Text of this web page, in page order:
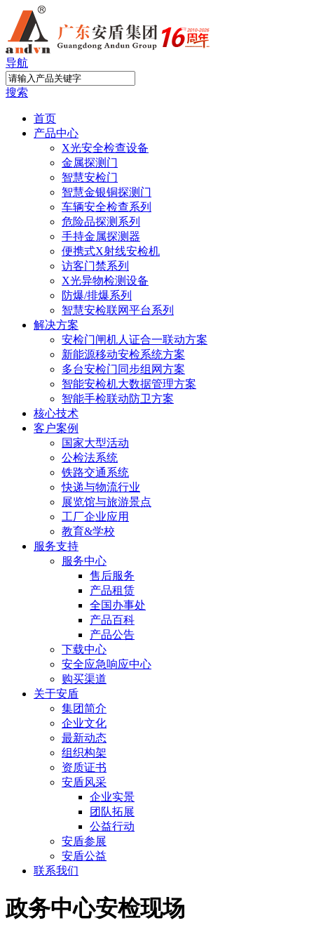
导航
搜索
首页
产品中心
X光安全检查设备
金属探测门
智慧安检门
智慧金银铜探测门
车辆安全检查系列
危险品探测系列
手持金属探测器
便携式X射线安检机
访客门禁系列
X光异物检测设备
防爆/排爆系列
智慧安检联网平台系列
解决方案
安检门闸机人证合一联动方案
新能源移动安检系统方案
多台安检门同步组网方案
智能安检机大数据管理方案
智能手检联动防卫方案
核心技术
客户案例
国家大型活动
公检法系统
铁路交通系统
快递与物流行业
展览馆与旅游景点
工厂企业应用
教育&学校
服务支持
服务中心
售后服务
产品租赁
全国办事处
产品百科
产品公告
下载中心
安全应急响应中心
购买渠道
关于安盾
集团简介
企业文化
最新动态
组织构架
资质证书
安盾风采
企业实景
团队拓展
公益行动
安盾参展
安盾公益
联系我们
政务中心安检现场